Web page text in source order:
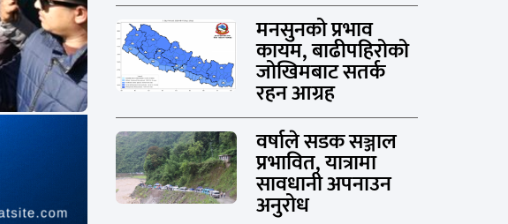
मनसुनको प्रभाव
कायम, बाढीपहिरोको
जोखिमबाट सतर्क
रहन आग्रह
वर्षाले सडक सञ्जाल
प्रभावित, यात्रामा
सावधानी अपनाउन
अनुरोध